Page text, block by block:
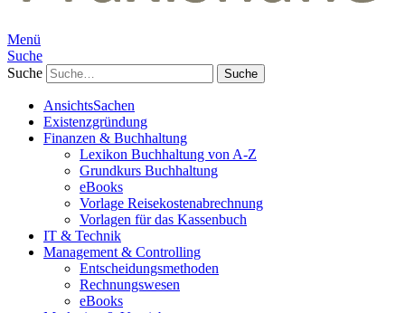
Menü
Suche
Suche
AnsichtsSachen
Existenzgründung
Finanzen & Buchhaltung
Lexikon Buchhaltung von A-Z
Grundkurs Buchhaltung
eBooks
Vorlage Reisekostenabrechnung
Vorlagen für das Kassenbuch
IT & Technik
Management & Controlling
Entscheidungsmethoden
Rechnungswesen
eBooks